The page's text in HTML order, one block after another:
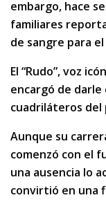
embargo, hace
familiares
de sangre para
El “Rudo”, voz
encargó de darle
cuadriláteros del
Aunque su
comenzó con el
una ausencia lo
convirtió en una